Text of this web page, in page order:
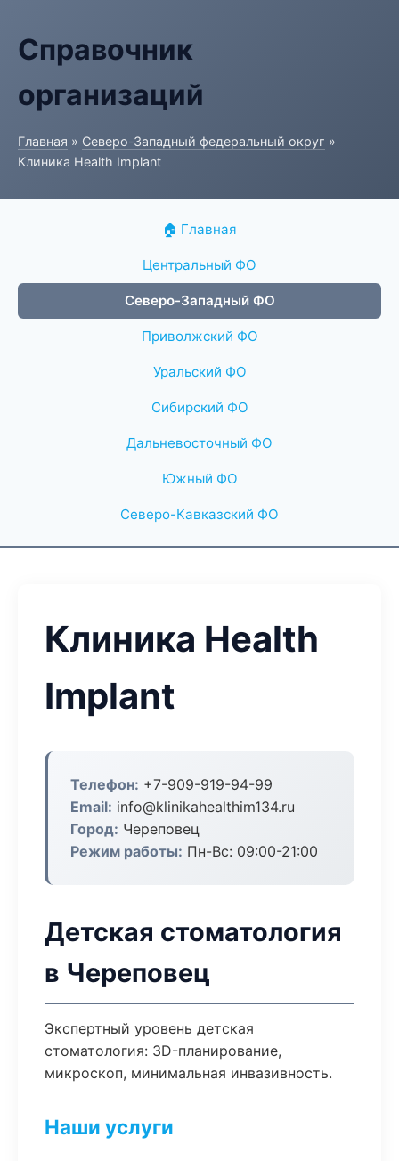
Справочник
организаций
Главная » Северо-Западный федеральный округ »
Клиника Health Implant
🏠 Главная
Центральный ФО
Северо-Западный ФО
Приволжский ФО
Уральский ФО
Сибирский ФО
Дальневосточный ФО
Южный ФО
Северо-Кавказский ФО
Клиника Health
Implant
Телефон: +7-909-919-94-99
Email: info@klinikahealthim134.ru
Город: Череповец
Режим работы: Пн-Вс: 09:00-21:00
Детская стоматология
в Череповец
Экспертный уровень детская
стоматология: 3D-планирование,
микроскоп, минимальная инвазивность.
Наши услуги